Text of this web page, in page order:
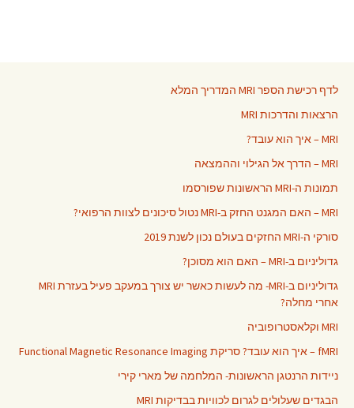
לדף רכישת הספר MRI המדריך המלא
הרצאות והדרכות MRI
MRI – איך הוא עובד?
MRI – הדרך אל הגילוי וההמצאה
תמונות ה-MRI הראשונות שפורסמו
MRI – האם המגנט החזק ב-MRI נטול סיכונים לצוות הרפואי?
סורקי ה-MRI החזקים בעולם נכון לשנת 2019
גדוליניום ב-MRI – האם הוא מסוכן?
גדוליניום ב-MRI- מה לעשות כאשר יש צורך במעקב פעיל בעזרת MRI
אחרי מחלה?
MRI וקלאסטרופוביה
fMRI – איך הוא עובד? סריקת Functional Magnetic Resonance Imaging
ניידות הרנטגן הראשונות- המלחמה של מארי קירי
הבגדים שעלולים לגרום לכוויות בבדיקות MRI